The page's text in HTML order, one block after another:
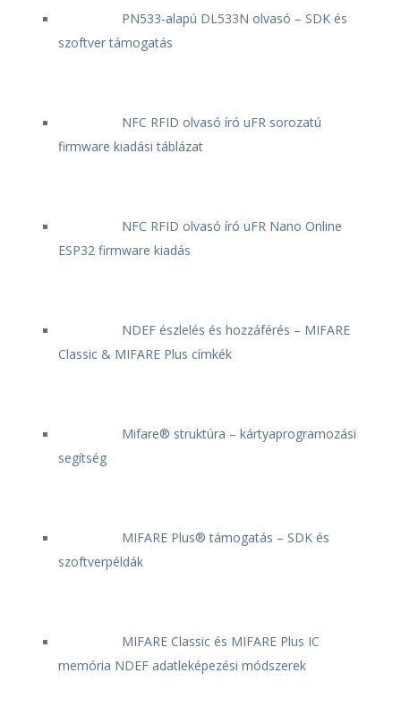
PN533-alapú DL533N olvasó – SDK és
szoftver támogatás
NFC RFID olvasó író uFR sorozatú
firmware kiadási táblázat
NFC RFID olvasó író uFR Nano Online
ESP32 firmware kiadás
NDEF észlelés és hozzáférés – MIFARE
Classic & MIFARE Plus címkék
Mifare® struktúra – kártyaprogramozási
segítség
MIFARE Plus® támogatás – SDK és
szoftverpéldák
MIFARE Classic és MIFARE Plus IC
memória NDEF adatleképezési módszerek